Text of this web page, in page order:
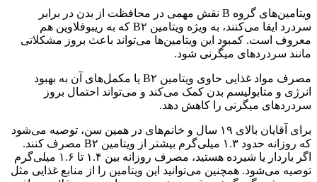
ویتامین‌های گروه B نقش مهمی در محافظت از بدن در برابر
سردرد ایفا می‌کنند، به ویژه ویتامین B۲ که به ریبوفلاوین هم
معروف است. کمبود این ویتامین‌ها می‌تواند باعث بروز مشکلاتی
مانند سردردهای میگرنی شود.
مصرف مواد غذایی حاوی ویتامین B۲ یا مکمل‌های آن به بهبود
انرژی و متابولیسم بدن کمک می‌کند و می‌تواند احتمال بروز
سردردهای میگرنی را کاهش دهد.
برای آقایان بالای ۱۹ سال و خانم‌های در همین سن، توصیه می‌شود
که روزانه حدود ۱.۳ میلی‌گرم بیشتر از ویتامین B۲ مصرف کنند.
اگر باردار یا شیرده هستید، مصرف روزانه بین ۱.۴ تا ۱.۶ میلی‌گرم
توصیه می‌شود. همچنین می‌توانید این ویتامین را از منابع غذایی مثل